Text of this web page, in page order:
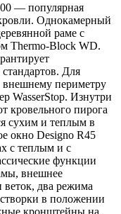
— популярная
Однокамерный
раме с
Thermo-Block WD.
Для
периметру
WasserStop. Изнутри
кровельного пирога
сухим и теплым в
окно Designo R45
с теплым и с
функции
внешнее
веток, два режима
в положении
кронштейны на